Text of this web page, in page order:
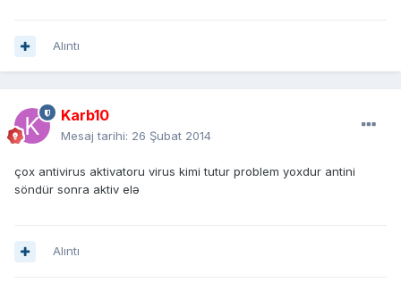
Alıntı
Karb10
Mesaj tarihi: 26 Şubat 2014
çox antivirus aktivatoru virus kimi tutur problem yoxdur antini
söndür sonra aktiv elə
Alıntı